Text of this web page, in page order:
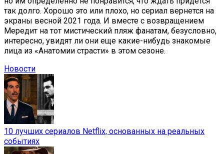
так долго. Хорошо это или плохо, но сериал вернется на
экраны весной 2021 года. И вместе с возвращением
Мередит на тот мистический пляж фанатам, безусловно,
интересно, увидят ли они еще какие-нибудь знакомые
лица из «Анатомии страсти» в этом сезоне.
Новости
10 лучших сериалов Netflix, основанных на реальных
событиях